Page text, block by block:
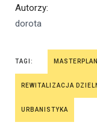
Autorzy:
dorota
TAGI: MASTERPLAN
REWITALIZACJA
URBANISTYKA